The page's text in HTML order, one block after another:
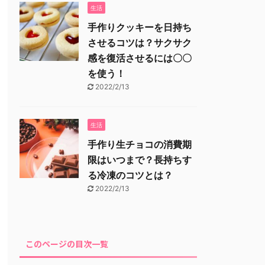
生活
手作りクッキーを日持ち
させるコツは？サクサク
感を復活させるには〇〇
を使う！
2022/2/13
生活
手作り生チョコの消費期
限はいつまで？長持ちす
る冷凍のコツとは？
2022/2/13
このページの目次一覧